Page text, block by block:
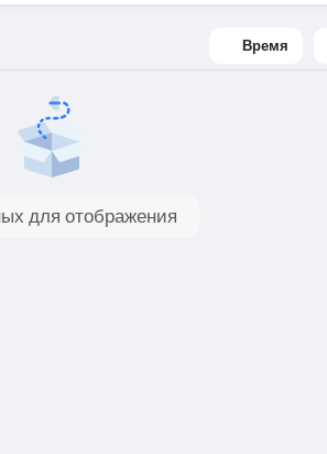
Время
для отображения